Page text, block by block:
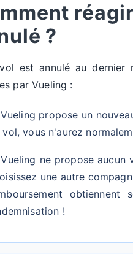
?
est annulé au dernier
par Vueling :
propose un
vol, vous n'aurez
ne propose
une autre
!